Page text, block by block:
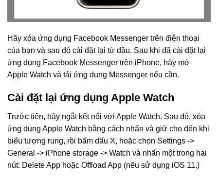
Hãy xóa ứng dụng Facebook Messenger trên điện thoại
của bạn và sau đó cài đặt lại từ đầu. Sau khi đã cài đặt lại
ứng dụng Facebook Messenger trên iPhone, hãy mở
Apple Watch và tải ứng dụng Messenger nếu cần.
Cài đặt lại ứng dụng Apple Watch
Trước tiên, hãy ngắt kết nối với Apple Watch. Sau đó, xóa
ứng dụng Apple Watch bằng cách nhấn và giữ cho đến khi
biểu tượng rung, rồi bấm dấu X, hoặc chọn Settings ->
General -> iPhone storage -> Watch và nhấn một trong hai
nút: Delete App hoặc Offload App (nếu sử dụng iOS 11.)